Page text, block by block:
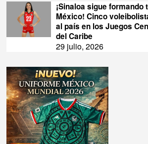
¡Sinaloa sigue formando
México! Cinco
al país en los Juegos
del Caribe
29 julio, 2026